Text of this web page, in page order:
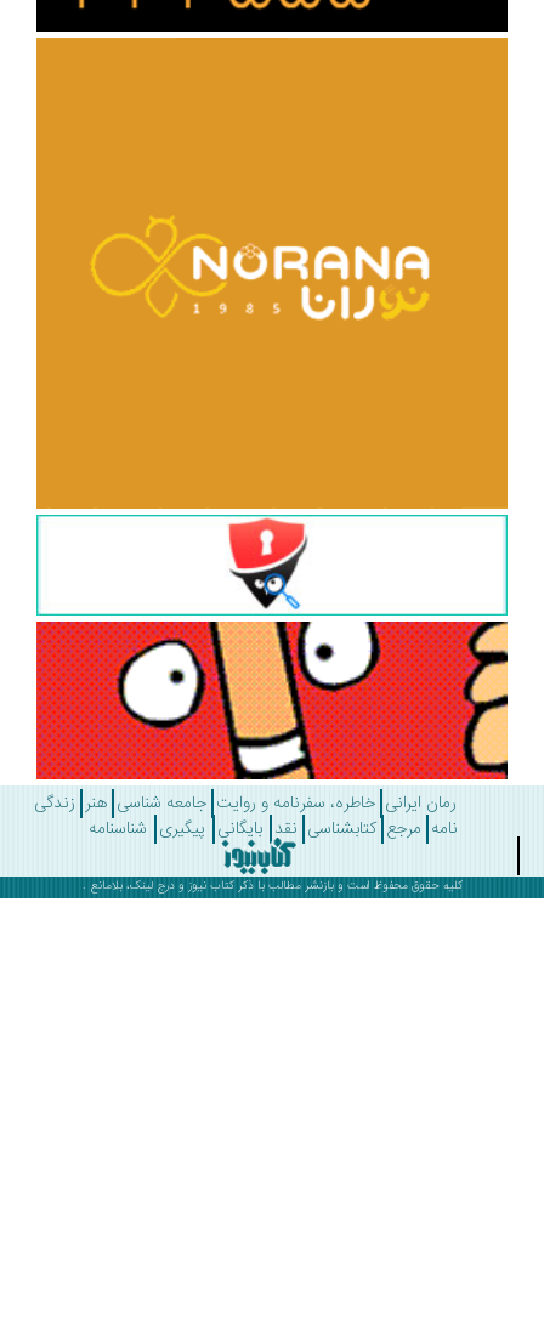
رمان ایرانی خاطره، سفرنامه و روایت جامعه شناسی هنر زندگی
مرجع کتابشناسی نقد بایگانی پیگیری شناسنامه
کلیه حقوق محفوظ است و بازنشر مطالب با ذکرکتاب نیوز و درج لینک، بلامانع .